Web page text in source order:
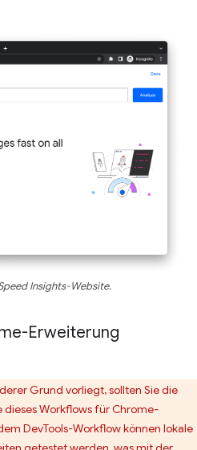
Insights-Website.
Erweiterung
Grund vorliegt, sollten Sie die
dieses Workflows für Chrome-
DevTools-Workflow können lokale